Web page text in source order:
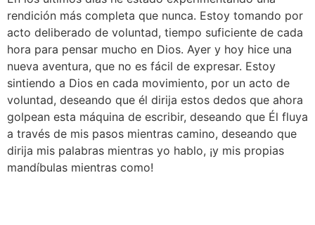
rendición más completa que nunca. Estoy tomando por
acto deliberado de voluntad, tiempo suficiente de cada
hora para pensar mucho en Dios. Ayer y hoy hice una
nueva aventura, que no es fácil de expresar. Estoy
sintiendo a Dios en cada movimiento, por un acto de
voluntad, deseando que él dirija estos dedos que ahora
golpean esta máquina de escribir, deseando que Él fluya
a través de mis pasos mientras camino, deseando que
dirija mis palabras mientras yo hablo, ¡y mis propias
mandíbulas mientras como!